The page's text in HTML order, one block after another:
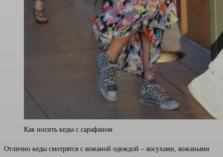
Как носить кеды с сарафаном
Отлично кеды смотрятся с кожаной одеждой – косухами, кожаными